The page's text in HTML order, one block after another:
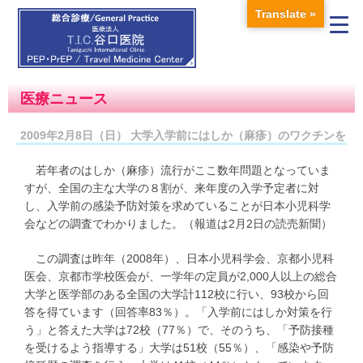
医療ニュース
2009年2月8日（日） 大学入学前にはしか（麻疹）のワクチンを
若年者のはしか（麻疹）流行がここ数年問題となっていま
すが、全国の主な大学の８割が、来年度の入学予定者に対
し、入学前の感染予防対策を求めていることが日本小児科学
会などの調査でわかりました。（報道は2月2日の読売新聞）
この調査は昨年（2008年）、日本小児科学会、京都小児科
医会、京都市学校医会が、一学年の定員が2,000人以上の総合
大学と医学部のある全国の大学計112校に行い、93校から回
答を得ています（回答率83％）。「入学前にはしか対策を行
う」と答えた大学は72校（77％）で、そのうち、「予防接種
を受けるよう指導する」大学は51校（55％）、「感染や予防
Translate »